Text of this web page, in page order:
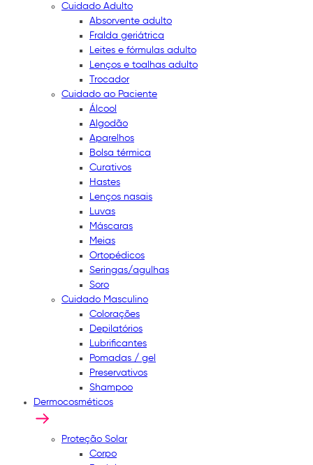
Cuidado Adulto
Absorvente adulto
Fralda geriátrica
Leites e fórmulas adulto
Lenços e toalhas adulto
Trocador
Cuidado ao Paciente
Álcool
Algodão
Aparelhos
Bolsa térmica
Curativos
Hastes
Lenços nasais
Luvas
Máscaras
Meias
Ortopédicos
Seringas/agulhas
Soro
Cuidado Masculino
Colorações
Depilatórios
Lubrificantes
Pomadas / gel
Preservativos
Shampoo
Dermocosméticos
Proteção Solar
Corpo